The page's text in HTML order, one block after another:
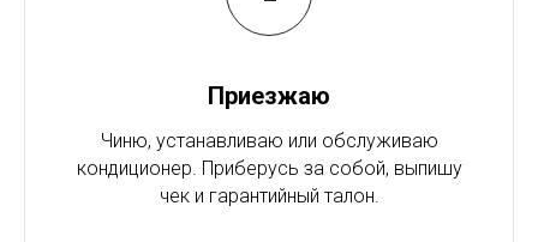
Приезжаю
Чиню, устанавливаю или обслуживаю
кондиционер. Приберусь за собой, выпишу
чек и гарантийный талон.